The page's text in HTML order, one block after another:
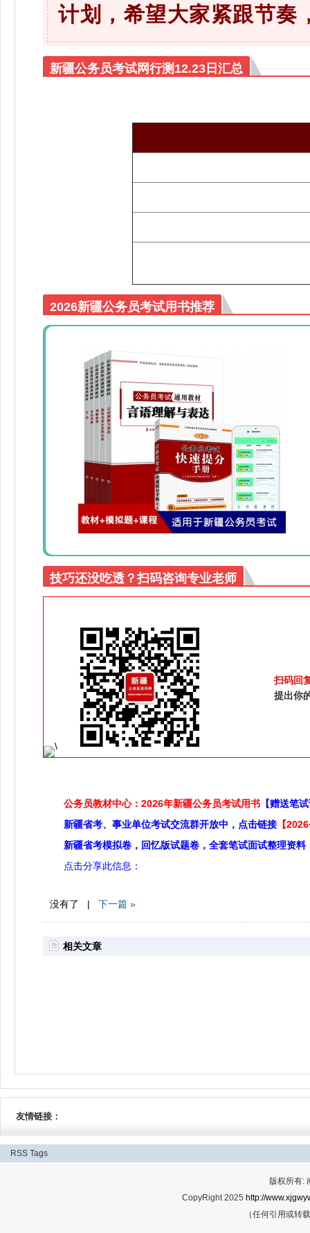
计划，希望大家紧跟节奏
新疆公务员考试网行测12.23日汇总
2026新疆公务员考试用书推荐
技巧还没吃透？扫码咨询专业老师
扫码回
提出你
公务员教材中心：2026年新疆公务员考试用书 【赠送笔
新疆省考、事业单位考试交流群开放中，点击链接 【
新疆省考模拟卷，回忆版试题卷，全套笔试面试整理资料
点击分享此信息：
没有了 | 下一篇 »
相关文章
友情链接：
RSS Tags
版权所有:
CopyRight 2025 http://
（任何引用或转